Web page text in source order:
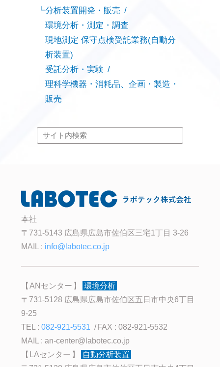
分析装置開発・販売
環境分析・測定・調査
現地測定 保守点検受託業務(自動分
析装置)
受託分析・実験
理科学機器・消耗品、企画・製造・
販売
本社
〒731-5143 広島県広島市佐伯区三宅1丁目 3-26
MAIL : info@labotec.co.jp
ANセンター
環境分析
〒731-5128 広島県広島市佐伯区五日市中央6丁目
9-25
TEL :082-921-5531
FAX : 082-921-5532
MAIL :an-center@labotec.co.jp
LAセンター
自動分析装置